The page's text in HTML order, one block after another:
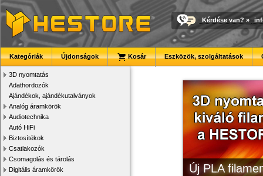
Kérdése van? »
Kategóriák Újdonságok Kosár Eszközök, szolgáltatások
3D nyomtatás
Adathordozók
Ajándékok, ajándékutalványok
Analóg áramkörök
Audiotechnika
Autó HiFi
Biztosítékok
Csatlakozók
Csomagolás és tárolás
Digitális áramkörök
Új PLA
Modulvilág
Megbízható
3D nyomtató